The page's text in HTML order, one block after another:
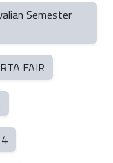
Semester
FAIR